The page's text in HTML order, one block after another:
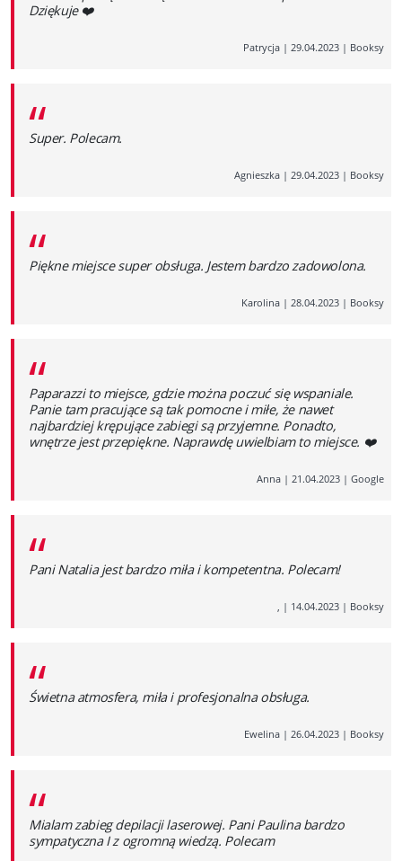
Dziękuje ❤️
Patrycja | 29.04.2023 | Booksy
“
Super. Polecam.
Agnieszka | 29.04.2023 | Booksy
“
Piękne miejsce super obsługa. Jestem bardzo zadowolona.
Karolina | 28.04.2023 | Booksy
“
Paparazzi to miejsce, gdzie można poczuć się wspaniale.
Panie tam pracujące są tak pomocne i miłe, że nawet
najbardziej krępujące zabiegi są przyjemne. Ponadto,
wnętrze jest przepiękne. Naprawdę uwielbiam to miejsce. ❤️
Anna | 21.04.2023 | Google
“
Pani Natalia jest bardzo miła i kompetentna. Polecam!
, | 14.04.2023 | Booksy
“
Świetna atmosfera, miła i profesjonalna obsługa.
Ewelina | 26.04.2023 | Booksy
“
Mialam zabieg depilacji laserowej. Pani Paulina bardzo
sympatyczna I z ogromną wiedzą. Polecam